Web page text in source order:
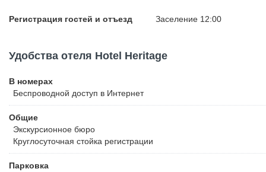
Регистрация гостей и отъезд Заселение 12:00
Удобства отеля Hotel Heritage
В номерах
Беспроводной доступ в Интернет
Общие
Экскурсионное бюро
Круглосуточная стойка регистрации
Парковка